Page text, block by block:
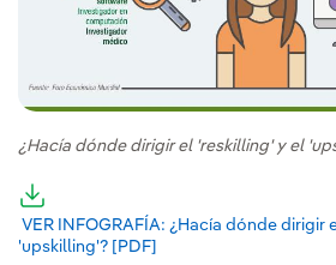
¿Hacía dónde dirigir el 'reskilling' y el
VER INFOGRAFÍA: ¿Hacía dónde dirigir
'upskilling'? [PDF]